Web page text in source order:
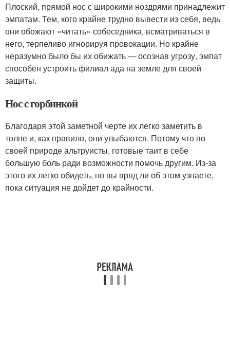
Плоский, прямой нос с широкими ноздрями принадлежит
эмпатам. Тем, кого крайне трудно вывести из себя, ведь
они обожают «читать» собеседника, всматриваться в
него, терпеливо игнорируя провокации. Но крайне
неразумно было бы их обижать — осознав угрозу, эмпат
способен устроить филиал ада на земле для своей
защиты.
Нос с горбинкой
Благодаря этой заметной черте их легко заметить в
толпе и, как правило, они улыбаются. Потому что по
своей природе альтруисты, готовые таит в себе
большую боль ради возможности помочь другим. Из-за
этого их легко обидеть, но вы вряд ли об этом узнаете,
пока ситуация не дойдет до крайности.